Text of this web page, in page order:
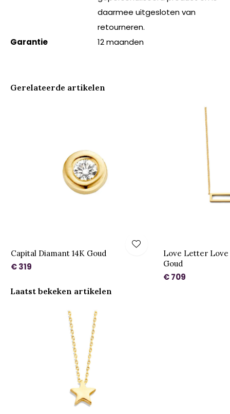
daarmee uitgesloten van
retourneren.
Garantie
12 maanden
Gerelateerde artikelen
Capital Diamant 14K Goud
€ 319
Love Letter Love
Goud
€ 709
Laatst bekeken artikelen